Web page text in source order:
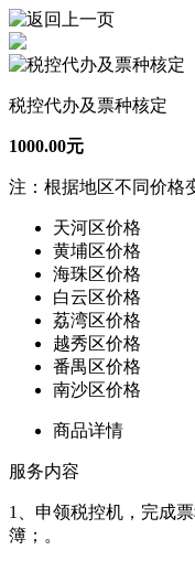
税控代办及票种核定
1000.00元
注：根据地区不同价格
天河区价格
黄埔区价格
海珠区价格
白云区价格
荔湾区价格
越秀区价格
番禺区价格
南沙区价格
商品详情
服务内容
1、申领税控机，完成
簿；。